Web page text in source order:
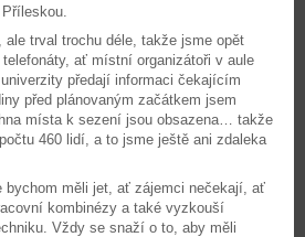
ale trval trochu déle, takže jsme opět
ať místní organizátoři v aule
předají informaci čekajícím
před plánovaným začátkem jsem
místa k sezení jsou obsazena… takže
460 lidí, a to jsme ještě ani zdaleka
bychom měli jet, ať zájemci nečekají, ať
kombinézy a také vyzkouší
Vždy se snaží o to, aby měli